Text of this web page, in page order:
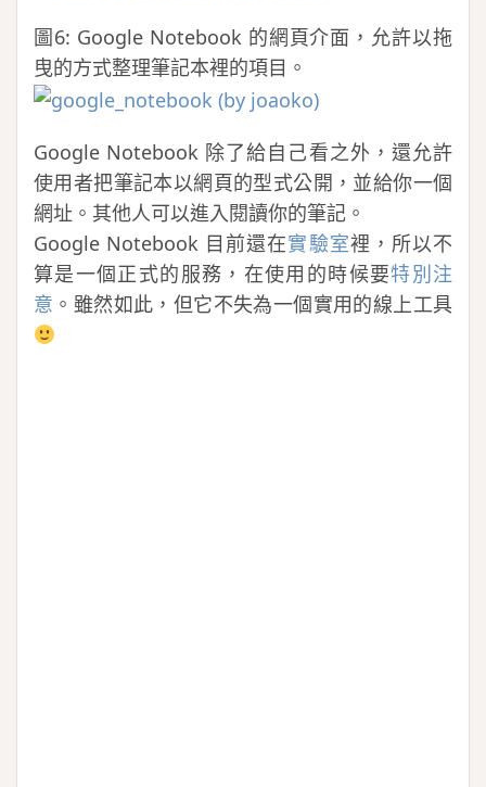
圖6: Google Notebook 的網頁介面，允許以拖
曳的方式整理筆記本裡的項目。
Google Notebook 除了給自己看之外，還允許
使用者把筆記本以網頁的型式公開，並給你一個
網址。其他人可以進入閱讀你的筆記。
Google Notebook 目前還在實驗室裡，所以不
算是一個正式的服務，在使用的時候要特別注
意 。雖然如此，但它不失為一個實用的線上工具